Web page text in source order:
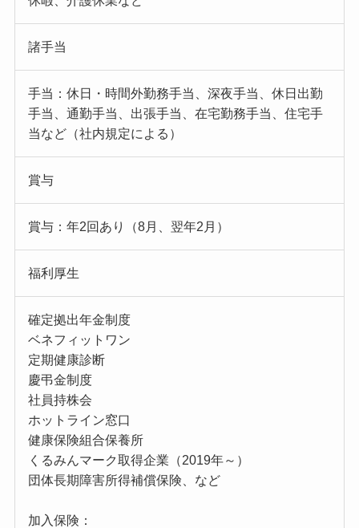
諸手当
手当：休日・時間外勤務手当、深夜手当、休日出勤
手当、通勤手当、出張手当、在宅勤務手当、住宅手
当など（社内規定による）
賞与
賞与：年2回あり（8月、翌年2月）
福利厚生
確定拠出年金制度
ベネフィットワン
定期健康診断
慶弔金制度
社員持株会
ホットライン窓口
健康保険組合保養所
くるみんマーク取得企業（2019年～）
団体長期障害所得補償保険、など
加入保険：